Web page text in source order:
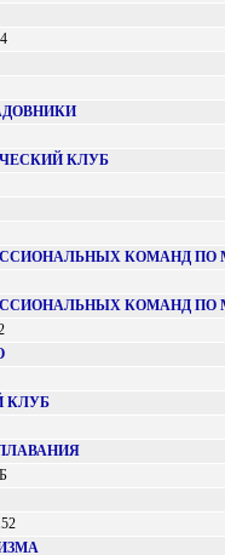
КЛУБ
КОМАНД ПО
КОМАНД
КЛУБ